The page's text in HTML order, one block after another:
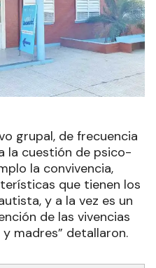
grupal, de frecuencia
la cuestión de psico-
la convivencia,
que tienen los
y a la vez es un
de las vivencias
madres” detallaron.